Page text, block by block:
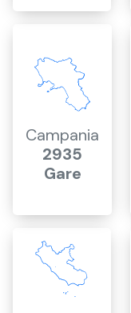
Campania
2935
Gare